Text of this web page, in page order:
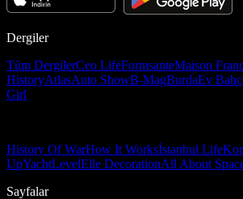
Dergiler
Tüm DergilerCeo LifeFormsanteMaison
HistoryAtlasAuto ShowB-MagBurdaEv
Girl
History Of WarHow It Worksİstanbul Life
UpYachtLevelElle DecorationAll About
Sayfalar